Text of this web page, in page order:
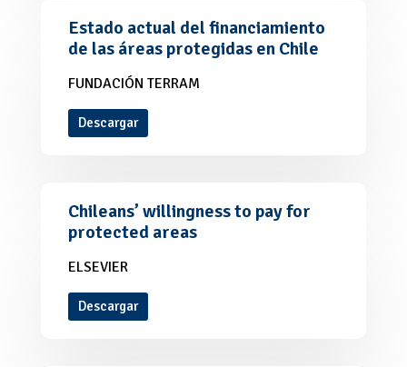
Estado actual del financiamiento
de las áreas protegidas en Chile
FUNDACIÓN TERRAM
Descargar
Chileans’ willingness to pay for
protected areas
ELSEVIER
Descargar